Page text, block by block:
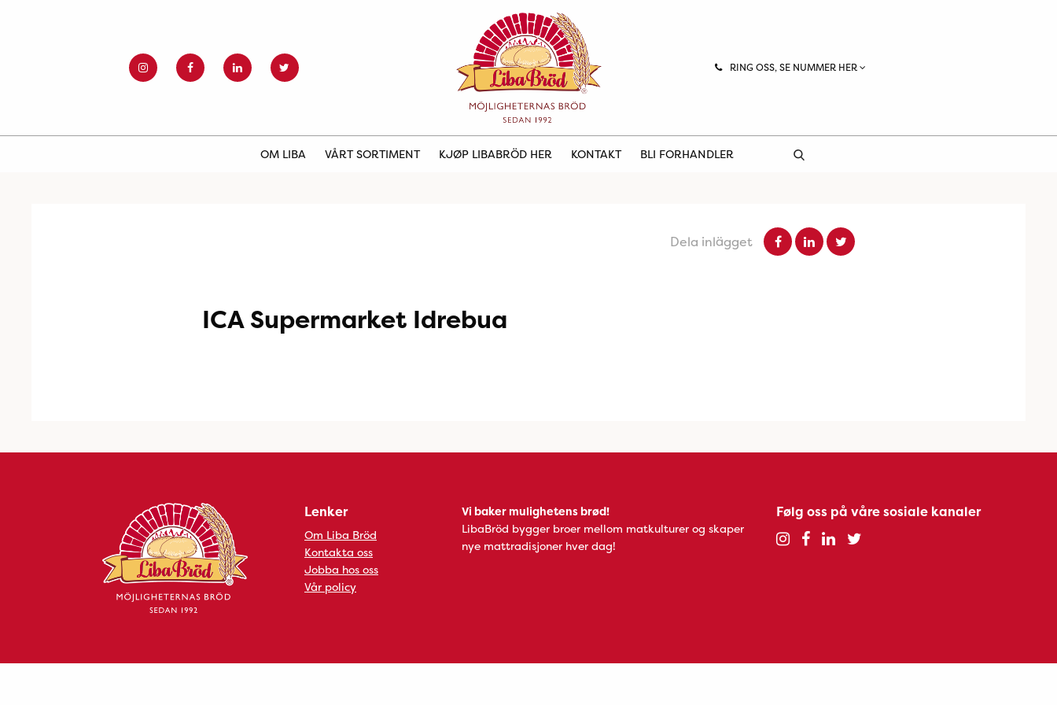
RING OSS, SE NUMMER HER
OM LIBA VÅRT SORTIMENT KJØP LIBABRÖD HER KONTAKT BLI FORHANDLER
Dela inlägget
ICA Supermarket Idrebua
Lenker
Om Liba Bröd
Kontakta oss
Jobba hos oss
Vår policy
Vi baker mulighetens brød!
LibaBröd bygger broer mellom matkulturer og skaper
nye mattradisjoner hver dag!
Følg oss på våre sosiale kanaler